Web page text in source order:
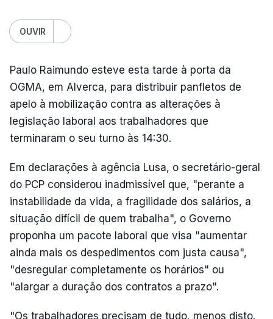
OUVIR
Paulo Raimundo esteve esta tarde à porta da
OGMA, em Alverca, para distribuir panfletos de
apelo à mobilização contra as alterações à
legislação laboral aos trabalhadores que
terminaram o seu turno às 14:30.
Em declarações à agência Lusa, o secretário-geral
do PCP considerou inadmissível que, "perante a
instabilidade da vida, a fragilidade dos salários, a
situação difícil de quem trabalha", o Governo
proponha um pacote laboral que visa "aumentar
ainda mais os despedimentos com justa causa",
"desregular completamente os horários" ou
"alargar a duração dos contratos a prazo".
"Os trabalhadores precisam de tudo, menos disto.